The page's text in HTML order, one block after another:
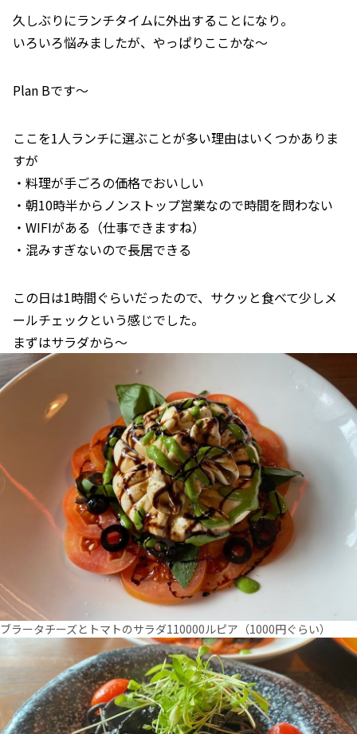
久しぶりにランチタイムに外出することになり。
いろいろ悩みましたが、やっぱりここかな～
Plan Bです～
ここを1人ランチに選ぶことが多い理由はいくつかありま
すが
・料理が手ごろの価格でおいしい
・朝10時半からノンストップ営業なので時間を問わない
・WIFIがある（仕事できますね）
・混みすぎないので長居できる
この日は1時間ぐらいだったので、サクッと食べて少しメ
ールチェックという感じでした。
まずはサラダから～
ブラータチーズとトマトのサラダ110000ルピア（1000円ぐらい）